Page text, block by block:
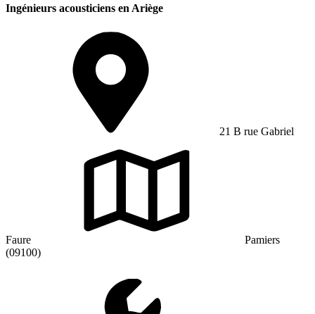
Ingénieurs acousticiens en Ariège
21 B rue Gabriel
Faure
Pamiers
(09100)